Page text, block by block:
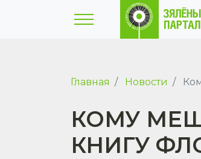
Главная Новости
КОМУ
КНИГУ